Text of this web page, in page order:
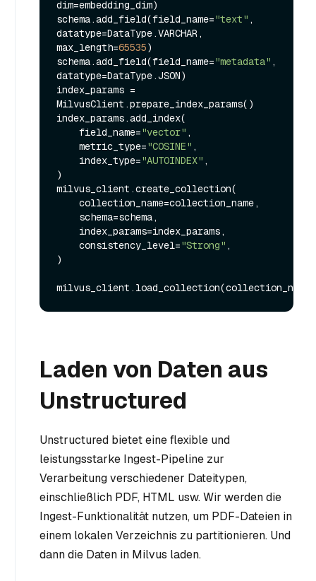
dim=embedding_dim)
schema.add_field(field_name="text" ,
datatype=DataType.VARCHAR,
max_length=65535)
schema.add_field(field_name="metadata" ,
datatype=DataType.JSON)
index_params =
MilvusClient.prepare_index_params()
index_params.add_index(
    field_name=
"vector" ,
    metric_type=
"COSINE" ,
    index_type=
"AUTOINDEX" ,
)
milvus_client.create_collection(
    consistency_level=
"Strong" ,
)
Laden von Daten aus
Unstructured
Unstructured bietet eine flexible und
leistungsstarke Ingest-Pipeline zur
Verarbeitung verschiedener Dateitypen,
einschließlich PDF, HTML usw. Wir werden die
Ingest-Funktionalität nutzen, um PDF-Dateien in
einem lokalen Verzeichnis zu partitionieren. Und
dann die Daten in Milvus laden.